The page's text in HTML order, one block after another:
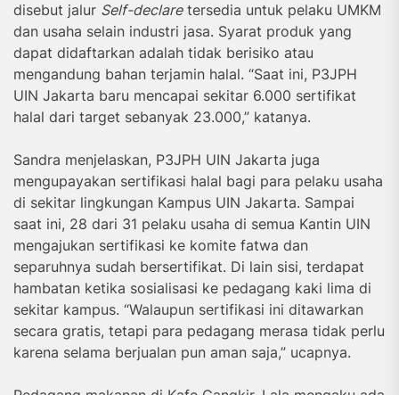
disebut jalur Self-declaretersedia untuk pelaku UMKM
dan usaha selain industri jasa. Syarat produk yang
dapat didaftarkan adalah tidak berisiko atau
mengandung bahan terjamin halal. “Saat ini, P3JPH
UIN Jakarta baru mencapai sekitar 6.000 sertifikat
halal dari target sebanyak 23.000,” katanya.
Sandra menjelaskan, P3JPH UIN Jakarta juga
mengupayakan sertifikasi halal bagi para pelaku usaha
di sekitar lingkungan Kampus UIN Jakarta. Sampai
saat ini, 28 dari 31 pelaku usaha di semua Kantin UIN
mengajukan sertifikasi ke komite fatwa dan
separuhnya sudah bersertifikat. Di lain sisi, terdapat
hambatan ketika sosialisasi ke pedagang kaki lima di
sekitar kampus. “Walaupun sertifikasi ini ditawarkan
secara gratis, tetapi para pedagang merasa tidak perlu
karena selama berjualan pun aman saja,” ucapnya.